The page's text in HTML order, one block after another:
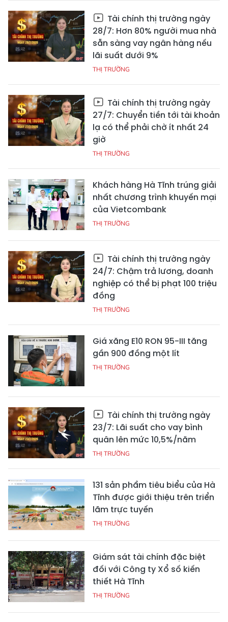
Tài chính thị trường ngày
28/7: Hơn 80% người mua nhà
sẵn sàng vay ngân hàng nếu
lãi suất dưới 9%
THỊ TRƯỜNG
Tài chính thị trường ngày
27/7: Chuyển tiền tới tài khoản
lạ có thể phải chờ ít nhất 24
giờ
THỊ TRƯỜNG
Khách hàng Hà Tĩnh trúng giải
nhất chương trình khuyến mại
của Vietcombank
THỊ TRƯỜNG
Tài chính thị trường ngày
24/7: Chậm trả lương, doanh
nghiệp có thể bị phạt 100 triệu
đồng
THỊ TRƯỜNG
Giá xăng E10 RON 95-III tăng
gần 900 đồng một lít
THỊ TRƯỜNG
Tài chính thị trường ngày
23/7: Lãi suất cho vay bình
quân lên mức 10,5%/năm
THỊ TRƯỜNG
131 sản phẩm tiêu biểu của Hà
Tĩnh được giới thiệu trên triển
lãm trực tuyến
THỊ TRƯỜNG
Giám sát tài chính đặc biệt
đối với Công ty Xổ số kiến
thiết Hà Tĩnh
THỊ TRƯỜNG